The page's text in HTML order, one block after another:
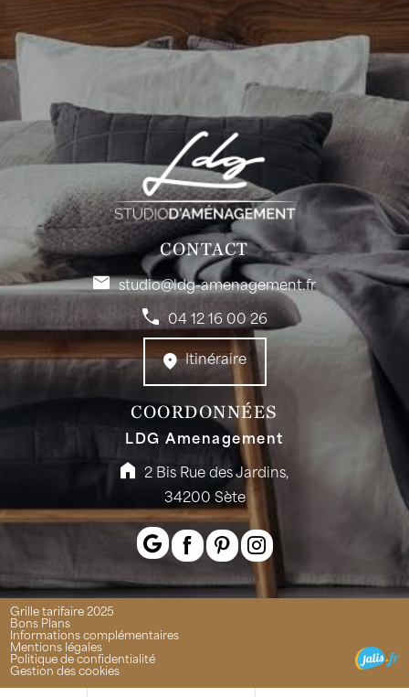
CONTACT
studio@ldg-amenagement.fr
04 12 16 00 26
Itinéraire
COORDONNÉES
LDG Amenagement
2 Bis Rue des Jardins,
34200 Sète
Grille tarifaire 2025
Bons Plans
Informations complémentaires
Mentions légales
Politique de confidentialité
Gestion des cookies